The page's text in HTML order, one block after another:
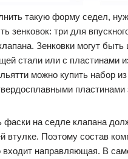
такую форму седел,
зенковок: три для
Зенковки могут
стали или с пластинами
можно купить набор из
пластинами
фаски на седле клапана
втулке. Поэтому состав
входит направляющая. В